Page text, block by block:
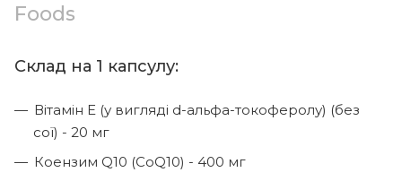
Foods
Склад на 1 капсулу:
Вітамін Е (у вигляді d-альфа-токоферолу) (без
сої) - 20 мг
Коензим Q10 (CoQ10) - 400 мг